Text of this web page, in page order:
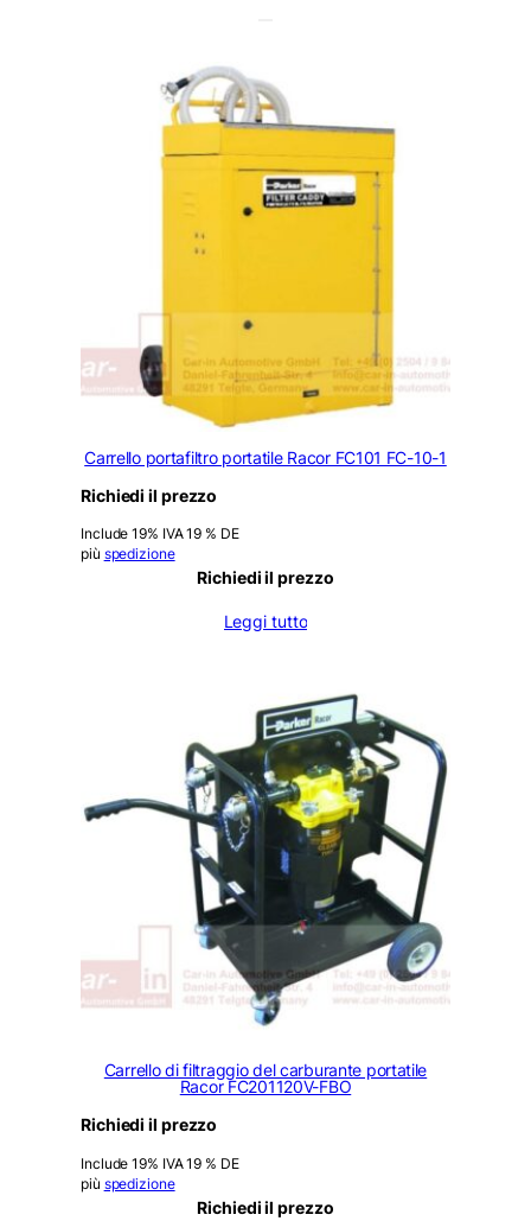
Carrello portafiltro portatile Racor FC101 FC-10-1
Richiedi il prezzo
Include 19% IVA 19 % DE
più spedizione
Richiedi il prezzo
Leggi tutto
Carrello di filtraggio del carburante portatile
Racor FC201120V-FBO
Richiedi il prezzo
Include 19% IVA 19 % DE
più spedizione
Richiedi il prezzo